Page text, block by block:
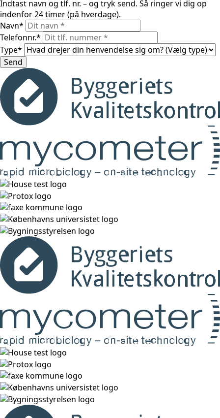
Indtast navn og tlf. nr. – og tryk send. Så ringer vi dig op
indenfor 24 timer (på hverdage).
Navn*
Telefonnr.*
Type*
Send